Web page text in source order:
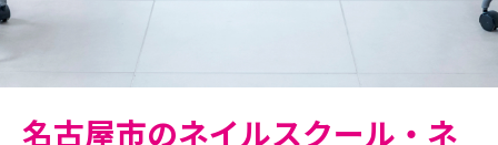
名古屋市のネイルスクール・ネ